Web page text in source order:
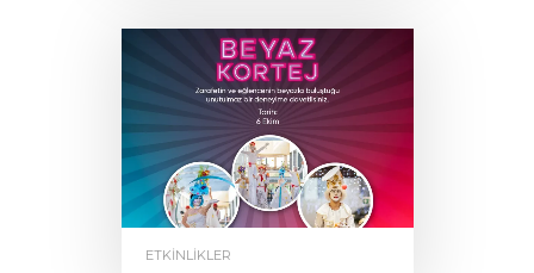
ENNTEPE 0
ETKINLIKLER